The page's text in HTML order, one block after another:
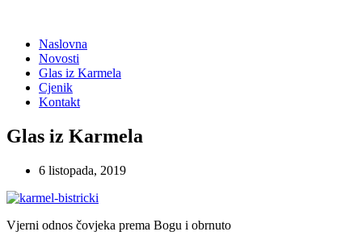
Naslovna
Novosti
Glas iz Karmela
Cjenik
Kontakt
Glas iz Karmela
6 listopada, 2019
Vjerni odnos čovjeka prema Bogu i obrnuto